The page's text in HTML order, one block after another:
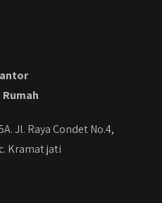
Jl. Raya Condet No.4,
Kramat jati